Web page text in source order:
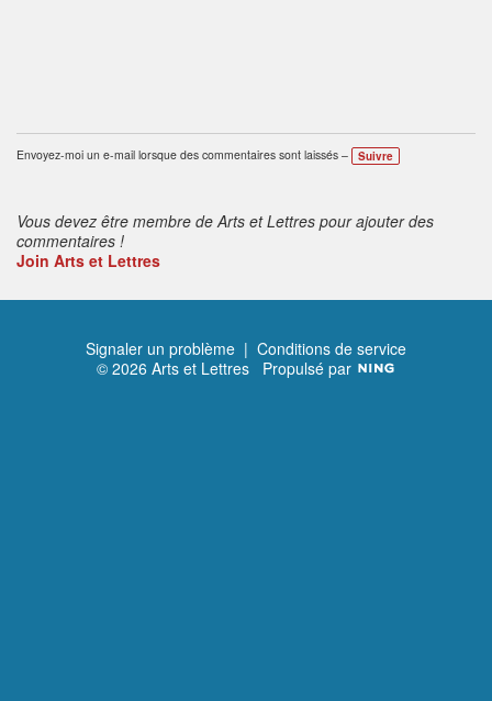
Envoyez-moi un e-mail lorsque des commentaires sont laissés – Suivre
Vous devez être membre de Arts et Lettres pour ajouter des
commentaires !
Join Arts et Lettres
Signaler un problème | Conditions de service
© 2026 Arts et Lettres Propulsé par